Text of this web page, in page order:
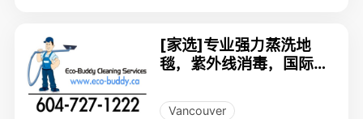
[家选]专业强力蒸洗地
毯，紫外线消毒，国际认
保质量！
Vancouver